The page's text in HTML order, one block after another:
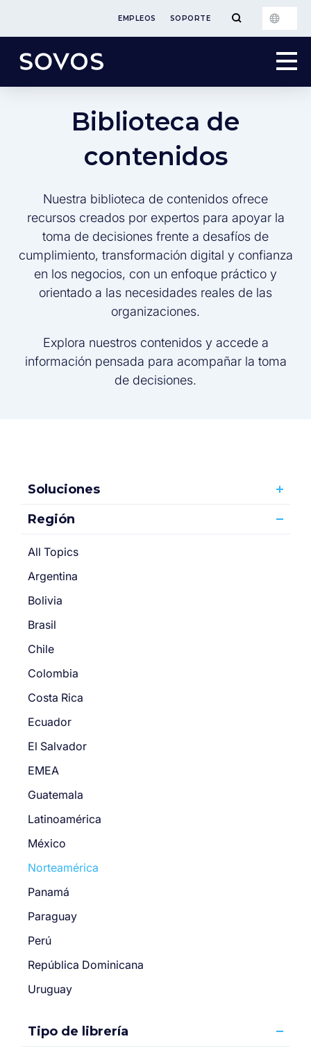
EMPLEOS SOPORTE
Biblioteca de
contenidos
Nuestra biblioteca de contenidos ofrece
recursos creados por expertos para apoyar la
toma de decisiones frente a desafíos de
cumplimiento, transformación digital y confianza
en los negocios, con un enfoque práctico y
orientado a las necesidades reales de las
organizaciones.
Explora nuestros contenidos y accede a
información pensada para acompañar la toma
de decisiones.
Soluciones
Región
All Topics
Argentina
Bolivia
Brasil
Chile
Colombia
Costa Rica
Ecuador
El Salvador
EMEA
Guatemala
Latinoamérica
México
Norteamérica
Panamá
Paraguay
Perú
República Dominicana
Uruguay
Tipo de librería